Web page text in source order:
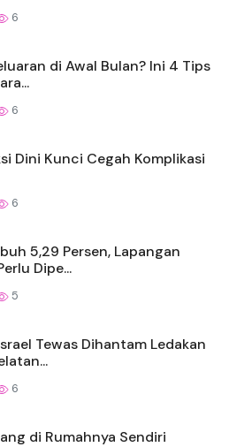
6
di Awal Bulan? Ini 4 Tips
6
Dini Kunci Cegah Komplikasi
6
5,29 Persen, Lapangan
Dipe...
5
Tewas Dihantam Ledakan
6
di Rumahnya Sendiri